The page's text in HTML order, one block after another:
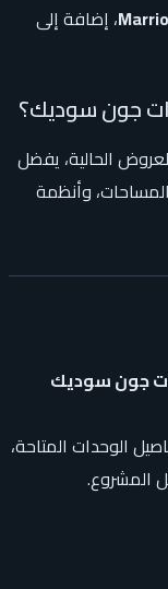
، إضافة إلى
جون سوديك؟
الحالية، يفضل
وأنظمة
جون سوديك
الوحدات المتاحة،
المشروع.